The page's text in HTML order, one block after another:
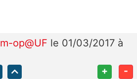
op@UF le 01/03/2017 à
+ -